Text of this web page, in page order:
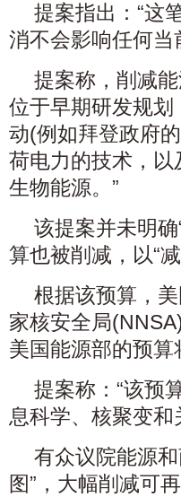
提案指出：“这
消不会影响任何当
提案称，削减
位于早期研发规
动(例如拜登政府
荷电力的技术，
生物能源。”
该提案并未明
算也被削减，以“
根据该预算，
家核安全局
美国能源部的预算
提案称：“该预
息科学、核聚变和
有众议院能源
图”，大幅削减可